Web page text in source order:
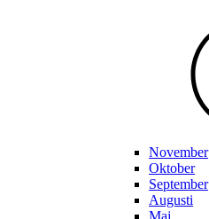
November
Oktober
September
Augusti
Maj